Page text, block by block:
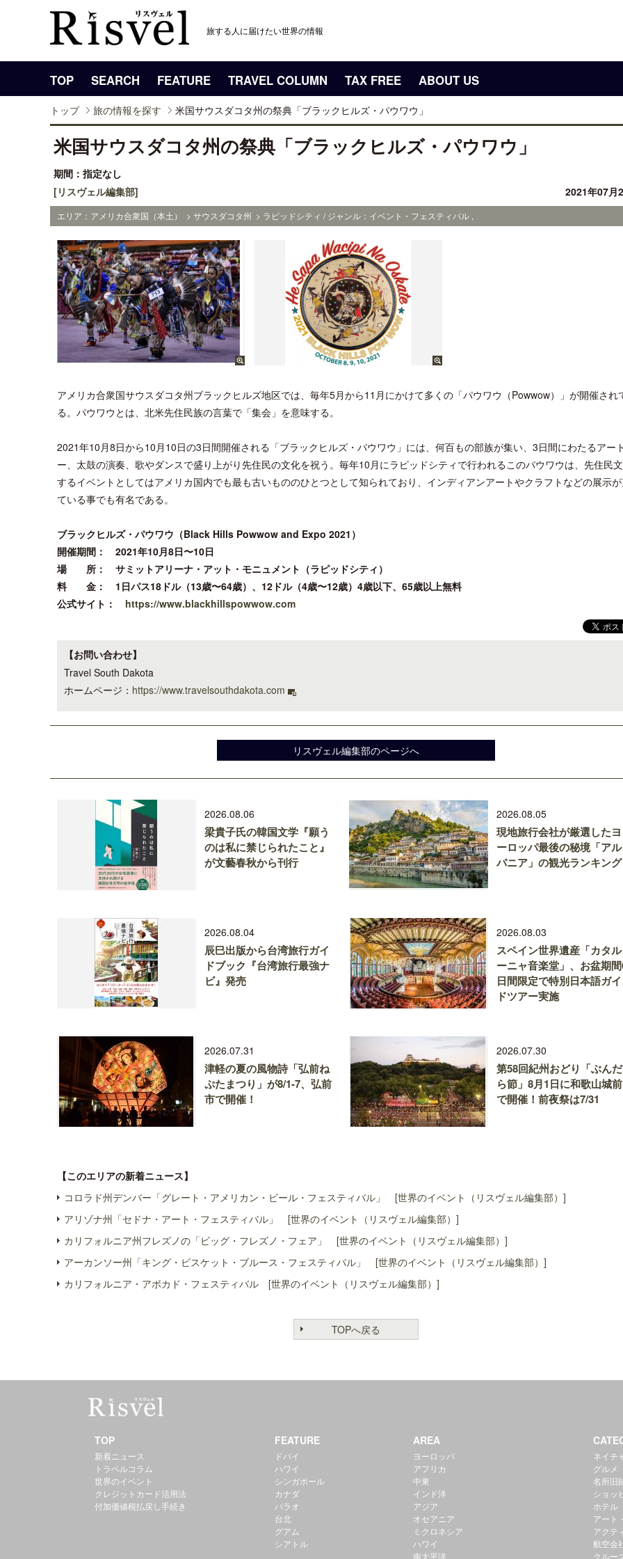
旅する人に届けたい世界の情報
TOP SEARCH FEATURE TRAVEL COLUMN TAX FREE ABOUT US
トップ 旅の情報を探す 米国サウスダコタ州の祭典「ブラックヒルズ・パウワウ」
米国サウスダコタ州の祭典「ブラックヒルズ・パウワウ」
期間：指定なし
[リスヴェル編集部]
2021年07月
エリア：アメリカ合衆国（本土） > サウスダコタ州 > ラピッドシティ / ジャンル：イベント・フェスティバル ,
アメリカ合衆国サウスダコタ州ブラックヒルズ地区では、毎年5月から11月にかけて多くの「パウワウ（Powwow）」が開催され
る。パウワウとは、北米先住民族の言葉で「集会」を意味する。
2021年10月8日から10月10日の3日間開催される「ブラックヒルズ・パウワウ」には、何百もの部族が集い、3日間にわたるアー
ー、太鼓の演奏、歌やダンスで盛り上がり先住民の文化を祝う。毎年10月にラピッドシティで行われるこのパウワウは、先住民
するイベントとしてはアメリカ国内でも最も古いもののひとつとして知られており、インディアンアートやクラフトなどの展示
ている事でも有名である。
ブラックヒルズ・パウワウ（Black Hills Powwow and Expo 2021）
開催期間： 2021年10月8日〜10日
場 所： サミットアリーナ・アット・モニュメント（ラピッドシティ）
料 金： 1日パス18ドル（13歳〜64歳）、12ドル（4歳〜12歳）4歳以下、65歳以上無料
公式サイト： https://www.blackhillspowwow.com
【お問い合わせ】
Travel South Dakota
ホームページ： https://www.travelsouthdakota.com
リスヴェル編集部のページへ
2026.08.06
梁貴子氏の韓国文学『願う
のは私に禁じられたこと』
が文藝春秋から刊行
2026.08.05
現地旅行会社が厳選したヨ
ーロッパ最後の秘境「アル
バニア」の観光ランキング
2026.08.04
辰巳出版から台湾旅行ガイ
ドブック『台湾旅行最強ナ
ビ』発売
2026.08.03
スペイン世界遺産「カタル
ーニャ音楽堂」、お盆期
日間限定で特別日本語ガイ
ドツアー実施
2026.07.31
津軽の夏の風物詩「弘前ね
ぷたまつり」が8/1-7、弘前
市で開催！
2026.07.30
第58回紀州おどり「ぶんだ
ら節」8月1日に和歌山城前
で開催！前夜祭は7/31
【このエリアの新着ニュース】
コロラド州デンバー「グレート・アメリカン・ビール・フェスティバル」 [世界のイベント（リスヴェル編集部）]
アリゾナ州「セドナ・アート・フェスティバル」 [世界のイベント（リスヴェル編集部）]
カリフォルニア州フレズノの「ビッグ・フレズノ・フェア」 [世界のイベント（リスヴェル編集部）]
アーカンソー州「キング・ビスケット・ブルース・フェスティバル」 [世界のイベント（リスヴェル編集部）]
カリフォルニア・アボカド・フェスティバル [世界のイベント（リスヴェル編集部）]
TOPへ戻る
TOP
新着ニュース
トラベルコラム
世界のイベント
クレジットカード活用法
付加価値税払戻し手続き
FEATURE
ドバイ
ハワイ
シンガポール
カナダ
パラオ
台北
グアム
シアトル
AREA
ヨーロッパ
アフリカ
中東
インド洋
アジア
オセアニア
ミクロネシア
ハワイ
南太平洋
ネイチ
グルメ
名所旧
ショッ
ホテル
アート
アクテ
航空会
クルー